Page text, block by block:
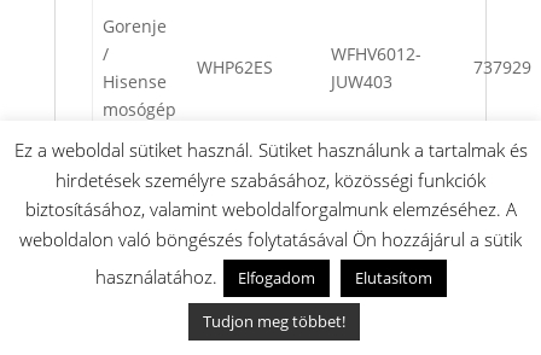
Gorenje
/
Hisense
mosógép
WHP62ES
WFHV6012-
JUW403
737929
/
Hisense
mosógép
WHP62ES
WFHV6012-
JUW403
737929
WHP72ES
WFHV7012-
Ez a weboldal sütiket használ. Sütiket használunk a tartalmak és
hirdetések személyre szabásához, közösségi funkciók
biztosításához, valamint weboldalforgalmunk elemzéséhez. A
weboldalon való böngészés folytatásával Ön hozzájárul a sütik
használatához.
Elfogadom
Elutasítom
Tudjon meg többet!